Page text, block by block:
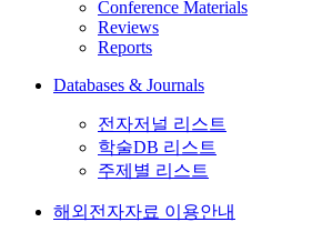
Conference Materials
Reviews
Reports
Databases & Journals
전자저널 리스트
학술DB 리스트
주제별 리스트
해외전자자료 이용안내